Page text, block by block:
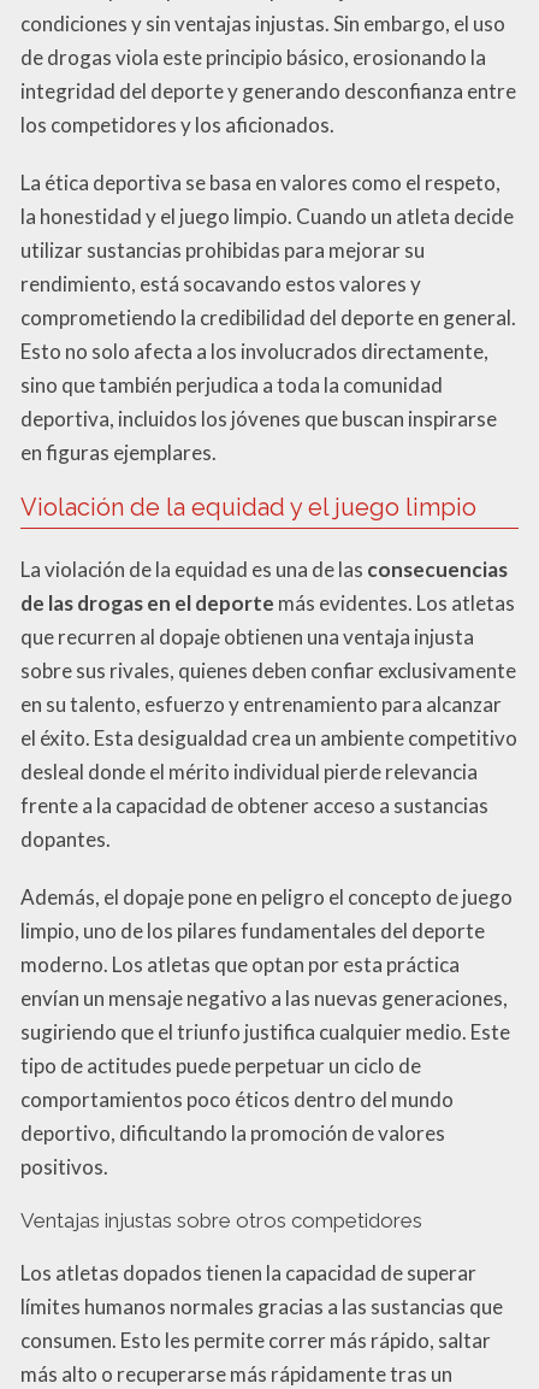
condiciones y sin ventajas injustas. Sin embargo, el uso
de drogas viola este principio básico, erosionando la
integridad del deporte y generando desconfianza entre
los competidores y los aficionados.
La ética deportiva se basa en valores como el respeto,
la honestidad y el juego limpio. Cuando un atleta decide
utilizar sustancias prohibidas para mejorar su
rendimiento, está socavando estos valores y
comprometiendo la credibilidad del deporte en general.
Esto no solo afecta a los involucrados directamente,
sino que también perjudica a toda la comunidad
deportiva, incluidos los jóvenes que buscan inspirarse
en figuras ejemplares.
Violación de la equidad y el juego limpio
La violación de la equidad es una de las consecuencias
de las drogas en el deporte más evidentes. Los atletas
que recurren al dopaje obtienen una ventaja injusta
sobre sus rivales, quienes deben confiar exclusivamente
en su talento, esfuerzo y entrenamiento para alcanzar
el éxito. Esta desigualdad crea un ambiente competitivo
desleal donde el mérito individual pierde relevancia
frente a la capacidad de obtener acceso a sustancias
dopantes.
Además, el dopaje pone en peligro el concepto de juego
limpio, uno de los pilares fundamentales del deporte
moderno. Los atletas que optan por esta práctica
envían un mensaje negativo a las nuevas generaciones,
sugiriendo que el triunfo justifica cualquier medio. Este
tipo de actitudes puede perpetuar un ciclo de
comportamientos poco éticos dentro del mundo
deportivo, dificultando la promoción de valores
positivos.
Ventajas injustas sobre otros competidores
Los atletas dopados tienen la capacidad de superar
límites humanos normales gracias a las sustancias que
consumen. Esto les permite correr más rápido, saltar
más alto o recuperarse más rápidamente tras un